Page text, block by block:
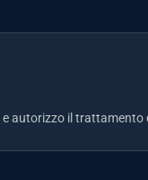
e autorizzo il trattamento